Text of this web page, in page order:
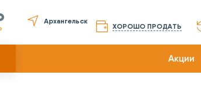
Архангельск
ХОРОШО ПРОДАТЬ
Акции